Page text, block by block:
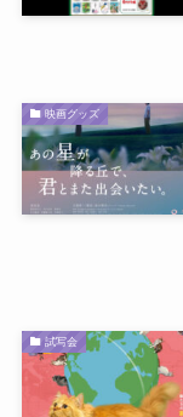
映画グッズ
試写会